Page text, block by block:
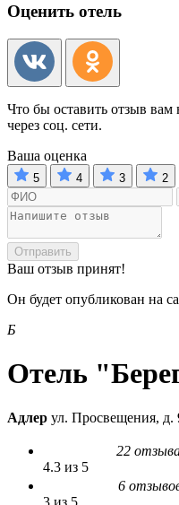
Оценить отель
Что бы оставить отзыв вам
через соц. сети.
Ваша оценка
5 4 3 2
Отправить
Ваш отзыв принят!
Он будет опубликован на
Б
Отель
Адлер ул. Просвещения, д.
22
4.3 из 5
6
3 из 5